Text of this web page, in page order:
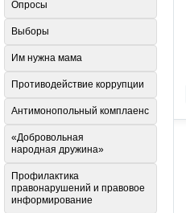
Опросы
Выборы
Им нужна мама
Противодействие коррупции
Антимонопольный комплаенс
«Добровольная
народная дружина»
Профилактика
правонарушений и правовое
информирование